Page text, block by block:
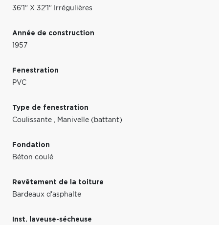
36'1" X 32'1" Irrégulières
Année de construction
1957
Fenestration
PVC
Type de fenestration
Coulissante , Manivelle (battant)
Fondation
Béton coulé
Revêtement de la toiture
Bardeaux d'asphalte
Inst. laveuse-sécheuse